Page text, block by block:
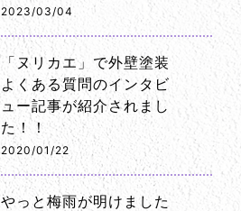
2023/03/04
「ヌリカエ」で外壁塗装
よくある質問のインタビ
ュー記事が紹介されまし
た！！
2020/01/22
やっと梅雨が明けました